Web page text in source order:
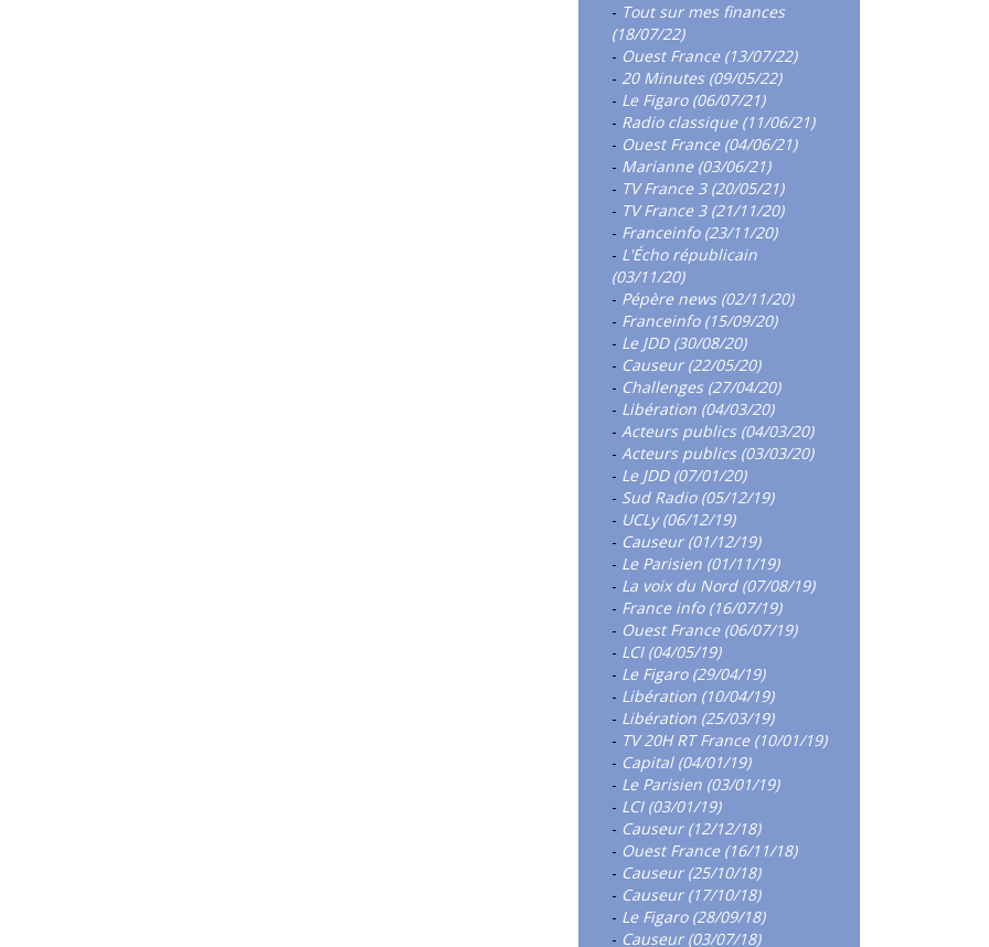
- Tout sur mes finances
(18/07/22)
- Ouest France (13/07/22)
- 20 Minutes (09/05/22)
- Le Figaro (06/07/21)
- Radio classique (11/06/21)
- Ouest France (04/06/21)
- Marianne (03/06/21)
- TV France 3 (20/05/21)
- TV France 3 (21/11/20)
- Franceinfo (23/11/20)
- L'Écho républicain
(03/11/20)
- Pépère news (02/11/20)
- Franceinfo (15/09/20)
- Le JDD (30/08/20)
- Causeur (22/05/20)
- Challenges (27/04/20)
- Libération (04/03/20)
- Acteurs publics (04/03/20)
- Acteurs publics (03/03/20)
- Le JDD (07/01/20)
- Sud Radio (05/12/19)
- UCLy (06/12/19)
- Causeur (01/12/19)
- Le Parisien (01/11/19)
- La voix du Nord (07/08/19)
- France info (16/07/19)
- Ouest France (06/07/19)
- LCI (04/05/19)
- Le Figaro (29/04/19)
- Libération (10/04/19)
- Libération (25/03/19)
- TV 20H RT France (10/01/19)
- Capital (04/01/19)
- Le Parisien (03/01/19)
- LCI (03/01/19)
- Causeur (12/12/18)
- Ouest France (16/11/18)
- Causeur (25/10/18)
- Causeur (17/10/18)
- Le Figaro (28/09/18)
- Causeur (03/07/18)